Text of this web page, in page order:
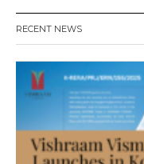
RECENT NEWS